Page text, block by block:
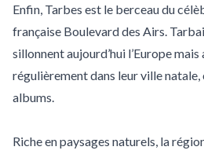
Enfin, Tarbes est le berceau du
française Boulevard des Airs.
sillonnent aujourd’hui l’Europe
régulièrement dans leur ville
albums.
Riche en paysages naturels, la